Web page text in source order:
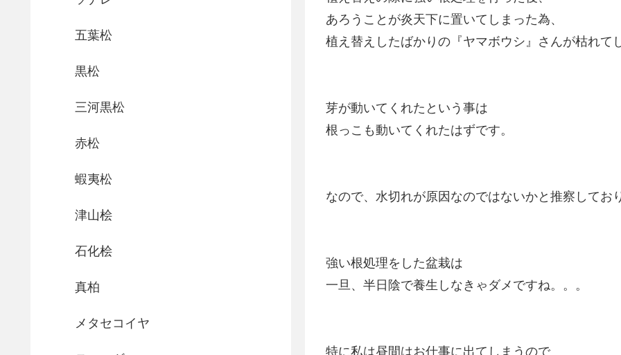
あろうことが炎天下に置いてしまった為、
植え替えしたばかりの『ヤマボウシ』さんが枯れて
芽が動いてくれたという事は
根っこも動いてくれたはずです。
なので、水切れが原因なのではないかと推察してお
強い根処理をした盆栽は
一旦、半日陰で養生しなきゃダメですね。。。
特に私は昼間はお仕事に出てしまうので
五葉松
黒松
三河黒松
赤松
蝦夷松
津山桧
石化桧
真柏
メタセコイヤ